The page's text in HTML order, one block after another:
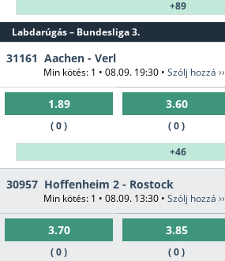
+89
Labdarúgás – Bundesliga 3.
31161 Aachen - Verl
Min kötés: 1 • 08.09. 19:30 • Szólj hozzá ››
1.89
( 0 )
3.60
( 0 )
+46
30957 Hoffenheim 2 - Rostock
Min kötés: 1 • 08.09. 13:30 • Szólj hozzá ››
3.70
( 0 )
3.85
( 0 )